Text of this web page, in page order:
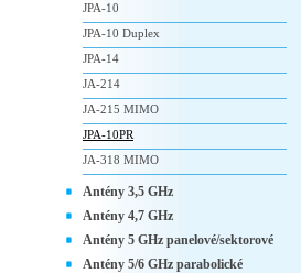
JPA-10
JPA-10 Duplex
JPA-14
JA-214
JA-215 MIMO
JPA-10PR
JA-318 MIMO
Antény 3,5 GHz
Antény 4,7 GHz
Antény 5 GHz panelové/sektorové
Antény 5/6 GHz parabolické